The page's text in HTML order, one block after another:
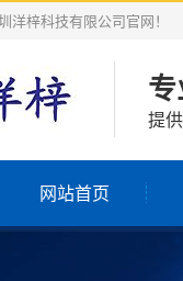
洋梓科技有限公司官网！
提
网站首页